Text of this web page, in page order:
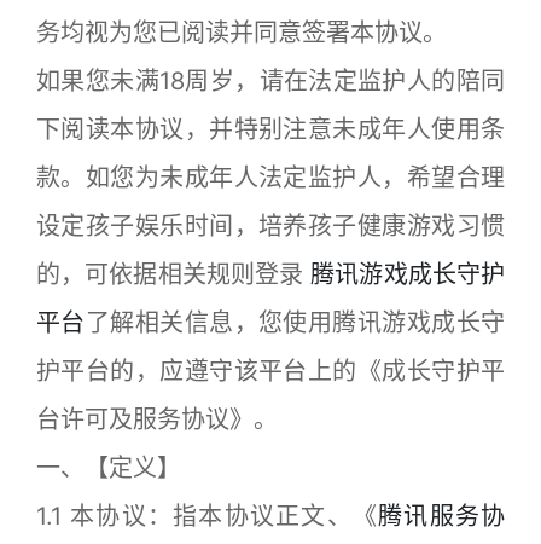
务均视为您已阅读并同意签署本协议。
如果您未满18周岁，请在法定监护人的陪同
下阅读本协议，并特别注意未成年人使用条
款。如您为未成年人法定监护人，希望合理
设定孩子娱乐时间，培养孩子健康游戏习惯
的，可依据相关规则登录腾讯游戏成长守护
平台了解相关信息，您使用腾讯游戏成长守
护平台的，应遵守该平台上的《成长守护平
台许可及服务协议》。
一、【定义】
1.1 本协议：指本协议正文、《腾讯服务协